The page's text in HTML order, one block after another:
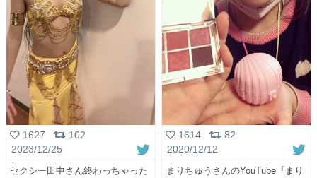
1627
102
2023/12/25
セクシー田中さん終わっちゃった
1614
82
2020/12/12
まりちゅうさんのYouTube『まり